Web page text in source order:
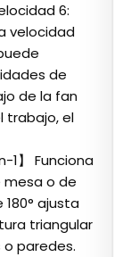
6:
velocidad
de
de la fan
trabajo, el
1】‌ Funciona
o de
ajusta
triangular
paredes.